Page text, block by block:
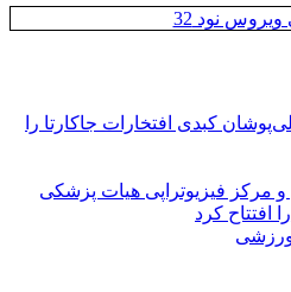
نود 32
کبدی افتخارات جاکارتا را
و مرکز فیزیوتراپی هیات پزشکی
افتتاح کرد
ورزشی